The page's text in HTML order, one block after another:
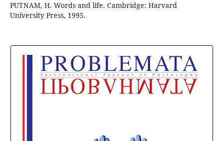
PUTNAM, H. Words and life. Cambridge: Harvard
University Press, 1995.